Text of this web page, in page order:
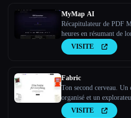
MyMap AI
Récapitulateur de PDF
heures en résumant de
carte mentale, de PPT
VISITE
Fabric
Ton second cerveau. Un
organisé et un
VISITE